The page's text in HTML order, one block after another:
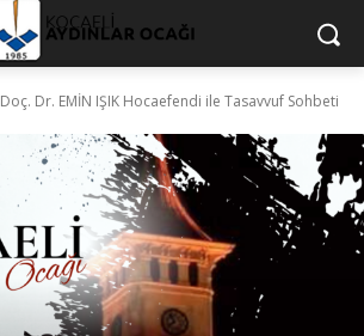
Doç. Dr. EMİN IŞIK Hocaefendi ile Tasavvuf Sohbeti